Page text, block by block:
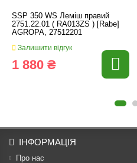
SSP 350 WS Леміш правий
2751.22.01 ( RA013ZS ) [Rabe]
AGROPA, 27512201
Залишити відгук
1 880 ₴
ІНФОРМАЦІЯ
Про нас